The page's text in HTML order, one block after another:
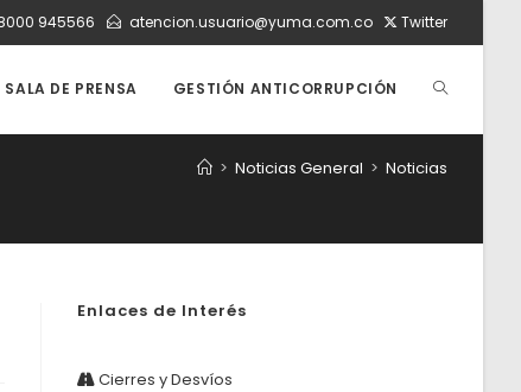
945566 atencion.usuario@yuma.com.co Twitter
SALA DE PRENSA GESTIÓN ANTICORRUPCIÓN ALTERNAR
BÚSQUEDA
> Noticias General > Noticias
Enlaces de Interés
Cierres y Desvíos